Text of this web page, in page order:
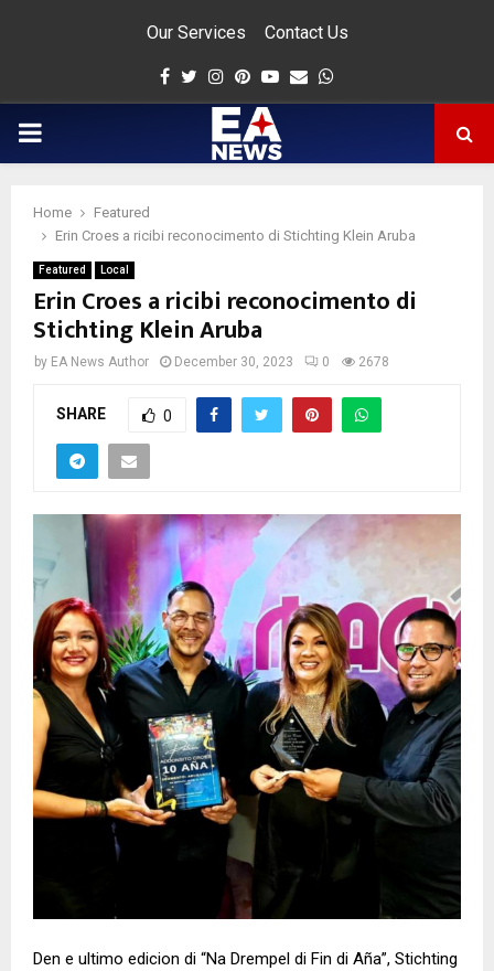
Our Services Contact Us
Facebook
Twitter
Instagram
Pinterest
Youtube
Email
PRIMARY
Home
Featured
Erin Croes a ricibi reconocimento di Stichting Klein Aruba
Featured Local
Erin Croes a ricibi reconocimento di
Stichting Klein Aruba
by EA News Author December 30, 2023 0 2678
SHARE 0
Den e ultimo edicion di “Na Drempel di Fin di Aña”, Stichting